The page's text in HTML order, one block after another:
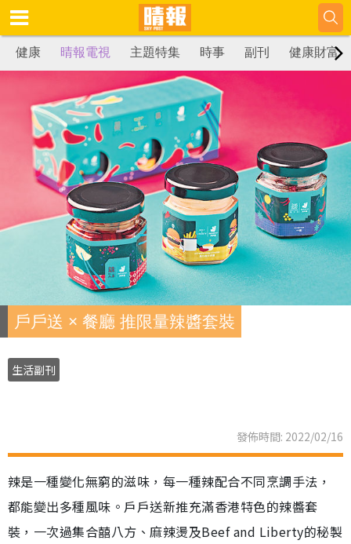
健康 晴報電視 主題特集 時事 副刊 健康財富
戶戶送 × 餐廳 推限量辣醬套裝
生活副刊
發佈時間: 2022/02/16
辣是一種變化無窮的滋味，每一種辣配合不同烹調手法，
都能變出多種風味。戶戶送新推充滿香港特色的辣醬套
裝，一次過集合囍八方、麻辣燙及Beef and Liberty的秘製